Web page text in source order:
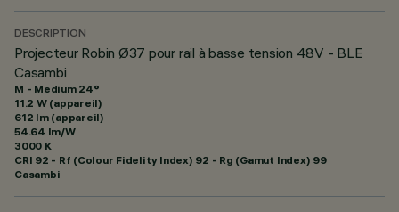
DESCRIPTION
Projecteur Robin Ø37 pour rail à basse tension 48V - BLE
Casambi
M - Medium 24°
11.2 W (appareil)
612 lm (appareil)
54.64 lm/W
3000 K
CRI 92 - Rf (Colour Fidelity Index) 92 - Rg (Gamut Index) 99
Casambi